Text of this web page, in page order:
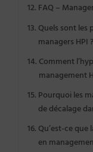
FAQ –
Quels sont les
managers HPI ?
Comment
management
Pourquoi les
de décalage
Qu’est-ce
en